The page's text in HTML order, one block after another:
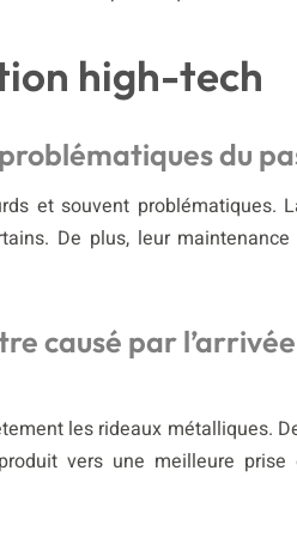
high-tech
du
et souvent problématiques.
De plus, leur
causé par
les rideaux métalliques.
vers une meilleure